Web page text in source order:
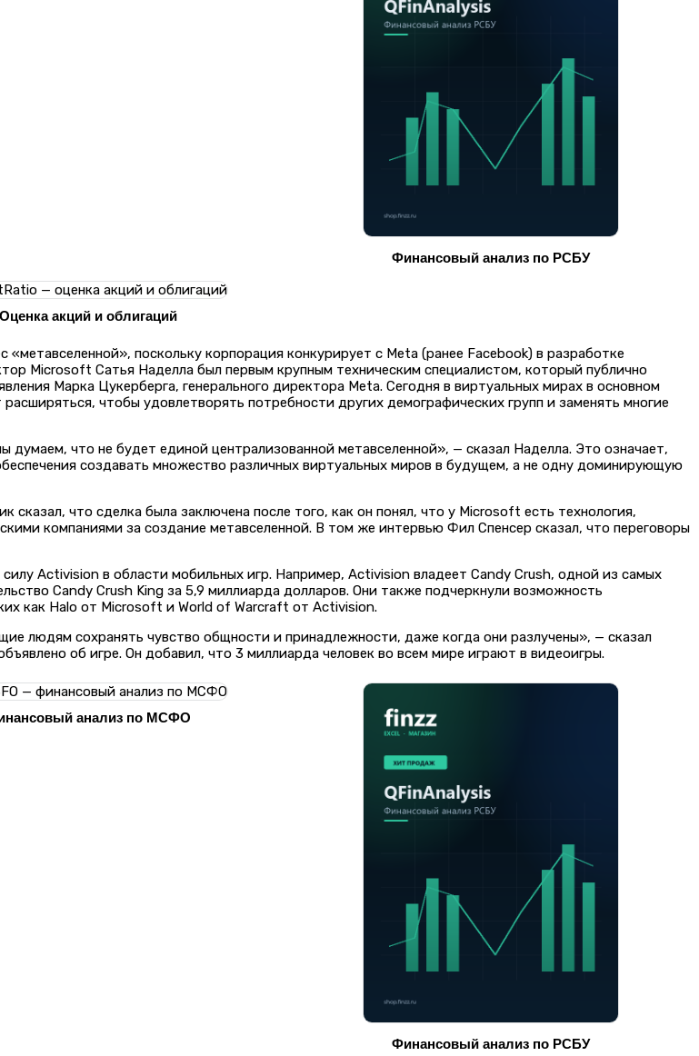
Финансовый анализ по РСБУ
Оценка акций и облигаций
поскольку корпорация конкурирует с Meta (ранее Facebook) в разработке
Microsoft Сатья Наделла был первым крупным техническим специалистом, который публично
Марка Цукерберга, генерального директора Meta. Сегодня в виртуальных мирах в основном
чтобы удовлетворять потребности других демографических групп и заменять многие
что не будет единой централизованной метавселенной», — сказал Наделла. Это означает,
создавать множество различных виртуальных миров в будущем, а не одну доминирующую
что сделка была заключена после того, как он понял, что у Microsoft есть технология,
компаниями за создание метавселенной. В том же интервью Фил Спенсер сказал, что переговоры
Activision в области мобильных игр. Например, Activision владеет Candy Crush, одной из самых
Candy Crush King за 5,9 миллиарда долларов. Они также подчеркнули возможность
как Halo от Microsoft и World of Warcraft от Activision.
людям сохранять чувство общности и принадлежности, даже когда они разлучены», — сказал
об игре. Он добавил, что 3 миллиарда человек во всем мире играют в видеоигры.
анализ по МСФО
Финансовый анализ по РСБУ